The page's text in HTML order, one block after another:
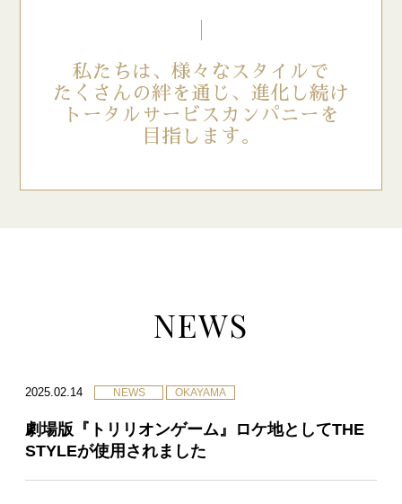
私たちは、様々なスタイルで
たくさんの絆を通じ、 進化し続け
トータルサービスカンパニーを
目指します。
NEWS
2025.02.14 NEWS OKAYAMA
劇場版『トリリオンゲーム』ロケ地としてTHE
STYLEが使用されました